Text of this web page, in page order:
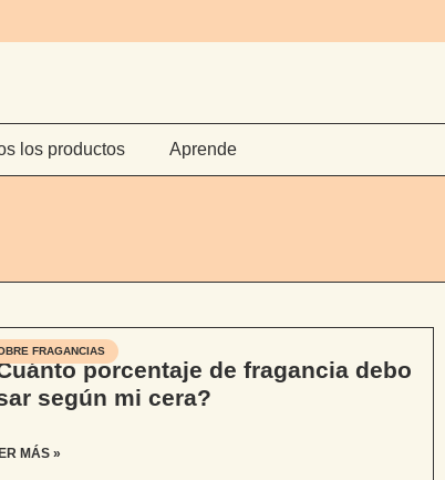
los productos Aprende
FRAGANCIAS
porcentaje de fragancia debo
según mi cera?
MÁS »